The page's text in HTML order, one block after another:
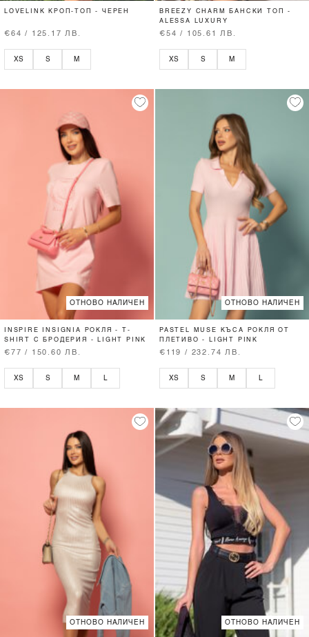
LOVELINK КРОП-ТОП - ЧЕРЕН
€64 / 125.17 ЛВ.
XS S M
BREEZY CHARM БАНСКИ ТОП -
ALESSA LUXURY
€54 / 105.61 ЛВ.
XS S M
ОТНОВО НАЛИЧЕН
INSPIRE INSIGNIA РОКЛЯ - T-
SHIRT С БРОДЕРИЯ - LIGHT PINK
€77 / 150.60 ЛВ.
XS S M L
ОТНОВО НАЛИЧЕН
PASTEL MUSE КЪСА РОКЛЯ ОТ
ПЛЕТИВО - LIGHT PINK
€119 / 232.74 ЛВ.
XS S M L
ОТНОВО НАЛИЧЕН ОТНОВО НАЛИЧЕН